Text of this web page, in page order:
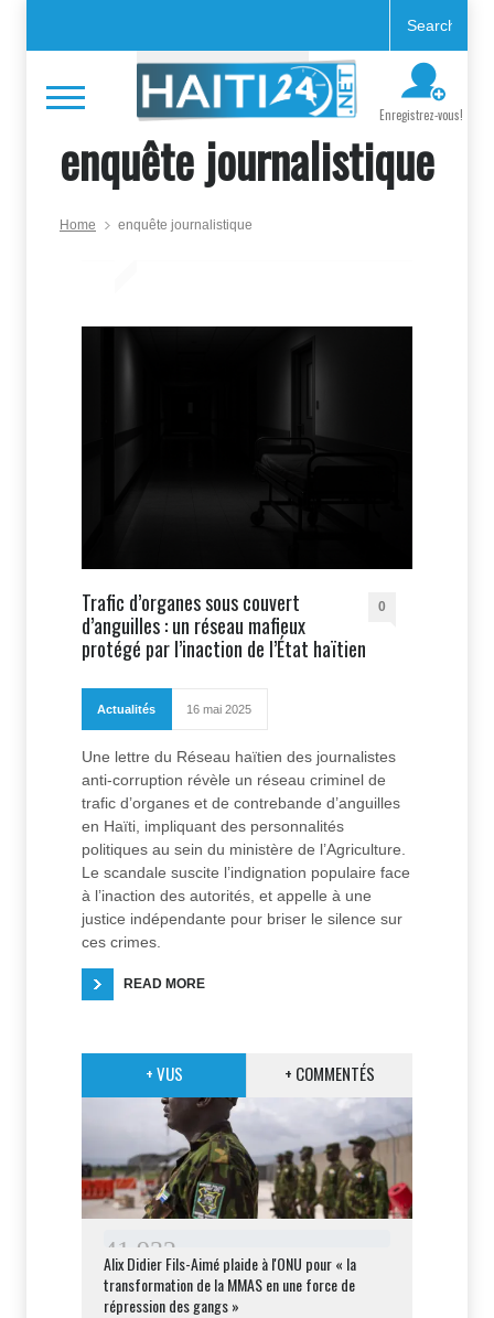
Enregistrez-vous!
enquête journalistique
Home enquête journalistique
Trafic d’organes sous couvert
d’anguilles : un réseau mafieux
protégé par l’inaction de l’État haïtien
0
Actualités 16 mai 2025
Une lettre du Réseau haïtien des journalistes
anti-corruption révèle un réseau criminel de
trafic d’organes et de contrebande d’anguilles
en Haïti, impliquant des personnalités
politiques au sein du ministère de l’Agriculture.
Le scandale suscite l’indignation populaire face
à l’inaction des autorités, et appelle à une
justice indépendante pour briser le silence sur
ces crimes.
READ MORE
+ VUS + COMMENTÉS
41 932
Alix Didier Fils-Aimé plaide à l'ONU pour « la
transformation de la MMAS en une force de
répression des gangs »